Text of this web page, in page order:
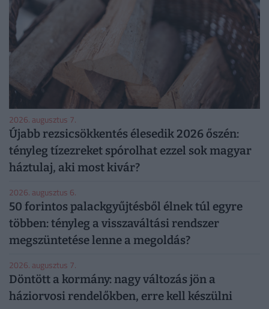
2026. augusztus 7.
Újabb rezsicsökkentés élesedik 2026 őszén:
tényleg tízezreket spórolhat ezzel sok magyar
háztulaj, aki most kivár?
2026. augusztus 6.
50 forintos palackgyűjtésből élnek túl egyre
többen: tényleg a visszaváltási rendszer
megszüntetése lenne a megoldás?
2026. augusztus 7.
Döntött a kormány: nagy változás jön a
háziorvosi rendelőkben, erre kell készülni